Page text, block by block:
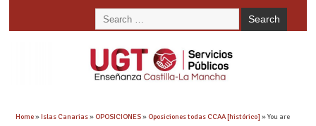
Home»Islas Canarias» OPOSICIONES» Oposiciones todas CCAA [histórico] » You are